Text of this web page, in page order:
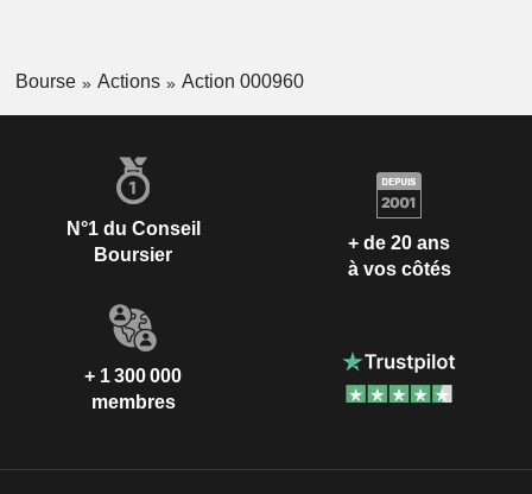
Bourse Actions Action 000960
N°1 du Conseil
Boursier
+ de 20 ans
à vos côtés
+ 1 300 000
membres